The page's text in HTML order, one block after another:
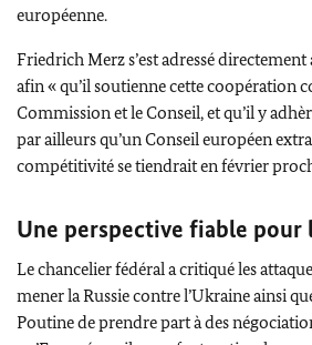
européenne.
Friedrich Merzs’est adressé
afin « qu’il soutienne cette coopération
Commission et le Conseil, et qu’il y
par ailleurs qu’un Conseil européen
compétitivité se tiendrait en février
Une perspective fiable pour
Le chancelier fédéral a critiqué les
mener la Russie contre l’Ukraine ainsi
Poutinede prendre part à des